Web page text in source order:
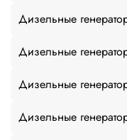
Дизельные
Дизельные
Дизельные
Дизельные